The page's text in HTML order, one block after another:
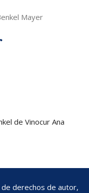
Mayer
de Vinocur Ana
derechos de autor,